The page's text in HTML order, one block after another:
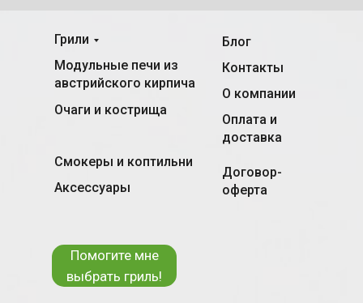
Модульные печи из
австрийского кирпича
Смокеры и коптильни
Очаги и кострища
Контакты
Блог
О компании
Оплата и
доставка
Аксессуары
Грили
Помогите мне
выбрать гриль!
Договор-
оферта